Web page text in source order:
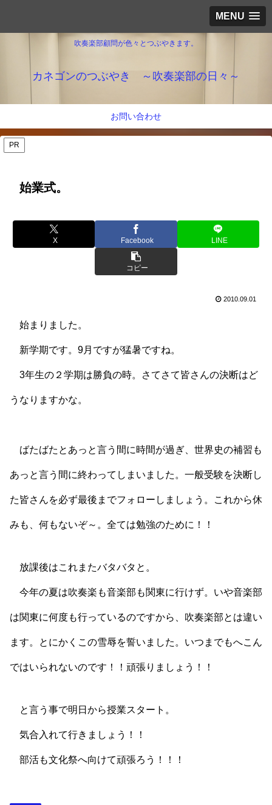
MENU
吹奏楽部顧問が色々とつぶやきます。
カネゴンのつぶやき ～吹奏楽部の日々～
お問い合わせ
PR
始業式。
X Facebook LINE
コピー
2010.09.01
始まりました。
新学期です。9月ですが猛暑ですね。
3年生の２学期は勝負の時。さてさて皆さんの決断はど
うなりますかな。
ばたばたとあっと言う間に時間が過ぎ、世界史の補習も
あっと言う間に終わってしまいました。一般受験を決断し
た皆さんを必ず最後までフォローしましょう。これから休
みも、何もないぞ～。全ては勉強のために！！
放課後はこれまたバタバタと。
今年の夏は吹奏楽も音楽部も関東に行けず。いや音楽部
は関東に何度も行っているのですから、吹奏楽部とは違い
ます。とにかくこの雪辱を誓いました。いつまでもへこん
ではいられないのです！！頑張りましょう！！
と言う事で明日から授業スタート。
気合入れて行きましょう！！
部活も文化祭へ向けて頑張ろう！！！